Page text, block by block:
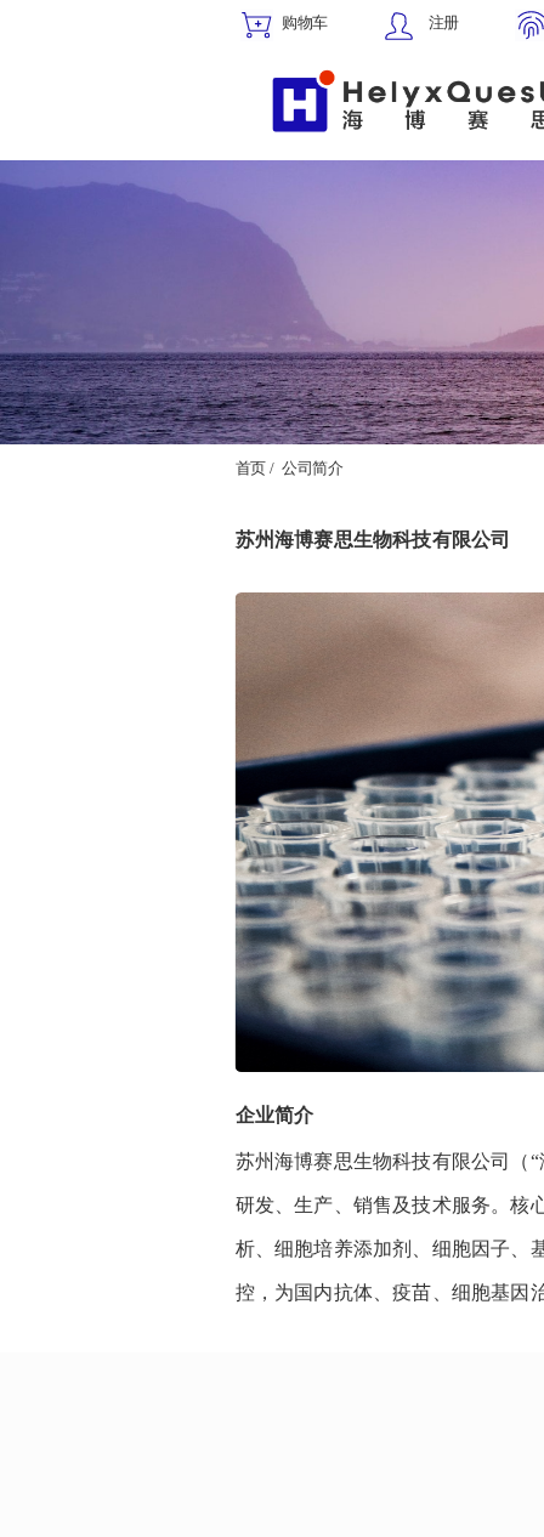
购物车 注册
首页 / 公司简介
苏州海博赛思生物科技有限公司
企业简介
苏州海博赛思生物科技有限公司（
研发、生产、销售及技术服务。核
析、细胞培养添加剂、细胞因子、
控，为国内抗体、疫苗、细胞基因